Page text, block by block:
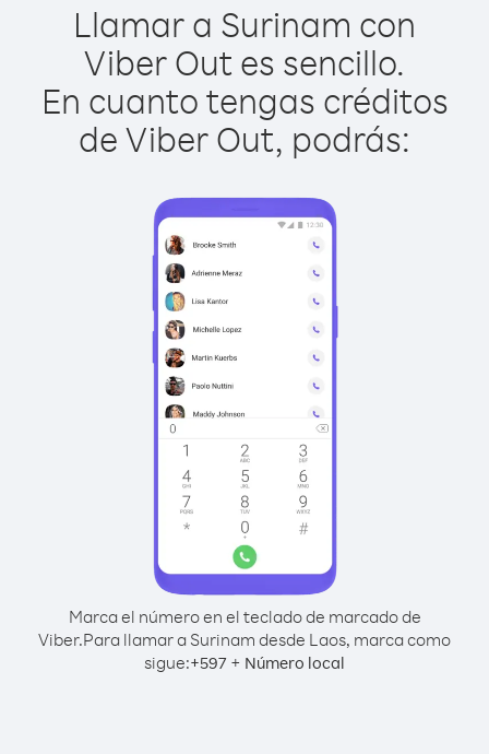
Llamar a Surinam con
Viber Out es sencillo.
En cuanto tengas créditos
de Viber Out, podrás:
Marca el número en el teclado de marcado de
Viber.Para llamar a Surinam desde Laos, marca como
sigue:+597 + Número local